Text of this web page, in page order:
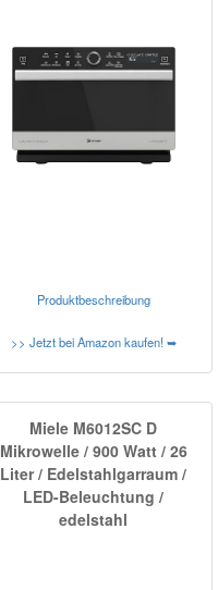
Produktbeschreibung
>> Jetzt bei Amazon kaufen! ➥
Miele M6012SC D
Mikrowelle / 900 Watt / 26
Liter / Edelstahlgarraum /
LED-Beleuchtung /
edelstahl